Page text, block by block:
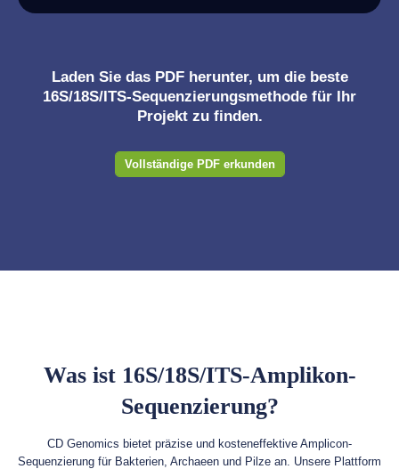
Laden Sie das PDF herunter, um die beste
16S/18S/ITS-Sequenzierungsmethode für Ihr
Projekt zu finden.
Vollständige PDF erkunden
Was ist 16S/18S/ITS-Amplikon-
Sequenzierung?
CD Genomics bietet präzise und kosteneffektive Amplicon-
Sequenzierung für Bakterien, Archaeen und Pilze an. Unsere Plattform